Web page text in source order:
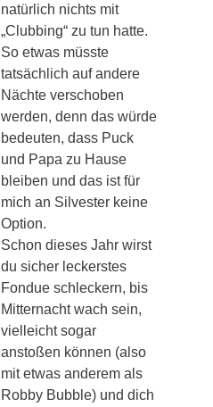
natürlich nichts mit
„Clubbing“ zu tun hatte.
So etwas müsste
tatsächlich auf andere
Nächte verschoben
werden, denn das würde
bedeuten, dass Puck
und Papa zu Hause
bleiben und das ist für
mich an Silvester keine
Option.
Schon dieses Jahr wirst
du sicher leckerstes
Fondue schleckern, bis
Mitternacht wach sein,
vielleicht sogar
anstoßen können (also
mit etwas anderem als
Robby Bubble) und dich